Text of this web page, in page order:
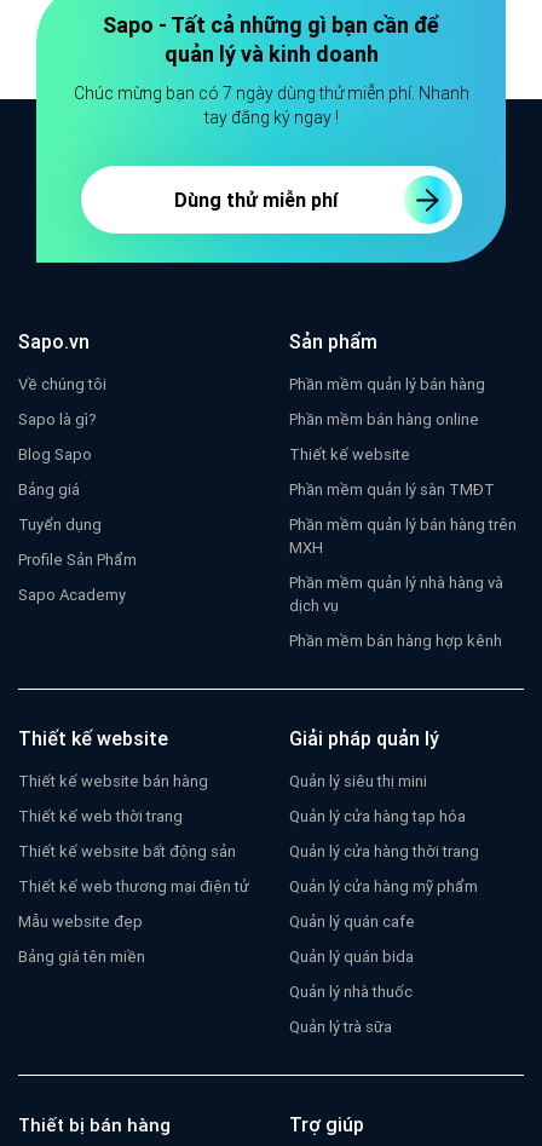
Sapo - Tất cả những gì bạn cần để
quản lý và kinh doanh
Chúc mừng bạn có 7 ngày dùng thử miễn phí. Nhanh
tay đăng ký ngay !
Dùng thử miễn phí
Sapo.vn
Về chúng tôi
Sapo là gì?
Blog Sapo
Bảng giá
Tuyển dụng
Profile Sản Phẩm
Sapo Academy
Sản phẩm
Phần mềm quản lý bán hàng
Phần mềm bán hàng online
Thiết kế website
Phần mềm quản lý sàn TMĐT
Phần mềm quản lý bán hàng trên
MXH
Phần mềm quản lý nhà hàng và
dịch vụ
Phần mềm bán hàng hợp kênh
Thiết kế website
Thiết kế website bán hàng
Thiết kế web thời trang
Thiết kế website bất động sản
Thiết kế web thương mại điện tử
Mẫu website đẹp
Bảng giá tên miền
Giải pháp quản lý
Quản lý siêu thị mini
Quản lý cửa hàng tạp hóa
Quản lý cửa hàng thời trang
Quản lý cửa hàng mỹ phẩm
Quản lý quán cafe
Quản lý quán bida
Quản lý nhà thuốc
Quản lý trà sữa
Thiết bị bán hàng Trợ giúp